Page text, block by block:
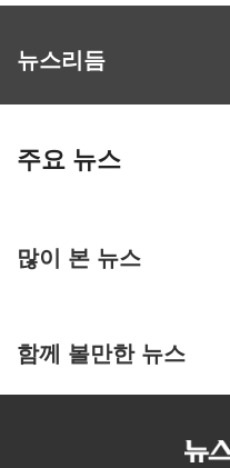
뉴스리듬
주요 뉴스
많이 본 뉴스
함께 볼만한 뉴스